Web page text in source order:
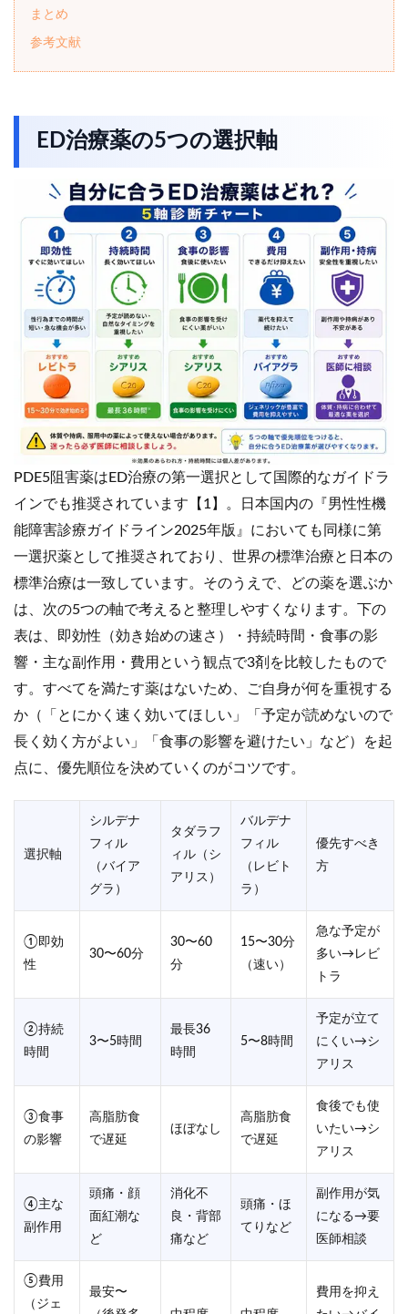
まとめ
参考文献
ED治療薬の5つの選択軸
PDE5阻害薬はED治療の第一選択として国際的なガイドラ
インでも推奨されています【1】。日本国内の『男性性機
能障害診療ガイドライン2025年版』においても同様に第
一選択薬として推奨されており、世界の標準治療と日本の
標準治療は一致しています。そのうえで、どの薬を選ぶか
は、次の5つの軸で考えると整理しやすくなります。下の
表は、即効性（効き始めの速さ）・持続時間・食事の影
響・主な副作用・費用という観点で3剤を比較したもので
す。すべてを満たす薬はないため、ご自身が何を重視する
か（「とにかく速く効いてほしい」「予定が読めないので
長く効く方がよい」「食事の影響を避けたい」など）を起
点に、優先順位を決めていくのがコツです。
選択軸
シルデナ
フィル
（バイア
グラ）
タダラフ
ィル（シ
アリス）
バルデナ
フィル
（レビト
ラ）
優先すべき
方
①即効
性
30〜60分
30〜60
分
15〜30分
（速い）
急な予定が
多い→レビ
トラ
②持続
時間
3〜5時間
最長36
時間
5〜8時間
予定が立て
にくい→シ
アリス
③食事
の影響
高脂肪食
で遅延
ほぼなし
高脂肪食
で遅延
食後でも使
いたい→シ
アリス
④主な
副作用
頭痛・顔
面紅潮な
ど
消化不
良・背部
痛など
頭痛・ほ
てりなど
副作用が気
になる→要
医師相談
⑤費用
（ジェ
最安〜
費用を抑え